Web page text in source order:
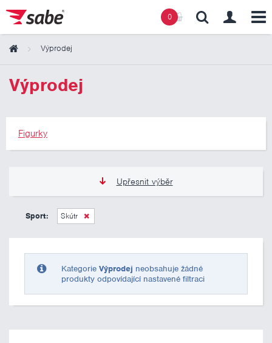
0
Výprodej
Výprodej
Figurky
Upřesnit výběr
275 Kč
Sport: Skútr
Kategorie Výprodej neobsahuje žádné
produkty odpovídající nastavené filtraci
Obsah košíku